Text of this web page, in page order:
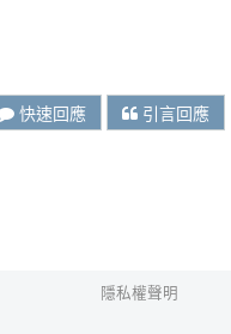
快速回應 引言回應
隱私權聲明